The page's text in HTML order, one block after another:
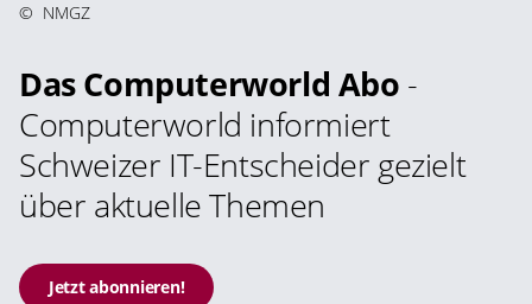
© NMGZ
Das Computerworld Abo -
Computerworld informiert
Schweizer IT-Entscheider gezielt
über aktuelle Themen
Jetzt abonnieren!